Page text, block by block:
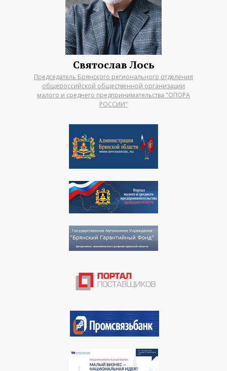
Святослав Лось
Председатель Брянского регионального отделения
общероссийской общественной организации
малого и среднего предпринимательства "ОПОРА
РОССИИ"